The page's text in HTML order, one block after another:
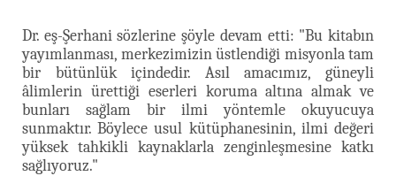
Dr. eş-Şerhani sözlerine şöyle devam etti: "Bu kitabın
yayımlanması, merkezimizin üstlendiği misyonla tam
bir bütünlük içindedir. Asıl amacımız, güneyli
âlimlerin ürettiği eserleri koruma altına almak ve
bunları sağlam bir ilmi yöntemle okuyucuya
sunmaktır. Böylece usul kütüphanesinin, ilmi değeri
yüksek tahkikli kaynaklarla zenginleşmesine katkı
sağlıyoruz."